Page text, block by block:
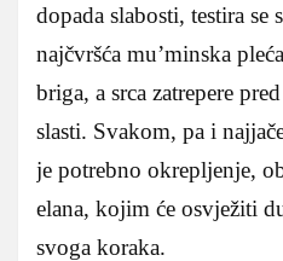
dopada slabosti, testira se
najčvršća mu’minska
briga, a srca zatrepere
slasti. Svakom, pa i
je potrebno okrepljenje,
elana, kojim će osvježiti
svoga koraka.